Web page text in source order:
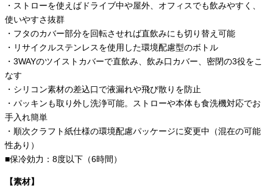
・ストローを使えばドライブ中や屋外、オフィスでも飲みやすく、
使いやすさ抜群
・フタのカバー部分を回転させれば直飲みにも切り替え可能
・リサイクルステンレスを使用した環境配慮型のボトル
・3WAYのツイストカバーで直飲み、飲み口カバー、密閉の3役をこ
なす
・シリコン素材の差込口で液漏れや飛び散りを防止
・パッキンも取り外し洗浄可能。ストローや本体も食洗機対応でお
手入れ簡単
・順次クラフト紙仕様の環境配慮パッケージに変更中（混在の可能
性あり）
■保冷効力：8度以下（6時間）
【素材】